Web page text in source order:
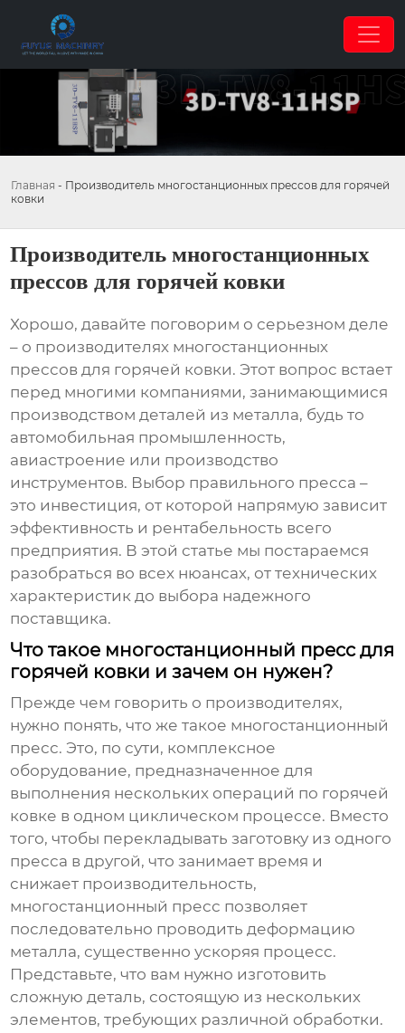
Главная - Производитель многостанционных прессов для горячей
ковки
Производитель многостанционных
прессов для горячей ковки
Хорошо, давайте поговорим о серьезном деле
– о производителях многостанционных
прессов для горячей ковки. Этот вопрос встает
перед многими компаниями, занимающимися
производством деталей из металла, будь то
автомобильная промышленность,
авиастроение или производство
инструментов. Выбор правильного пресса –
это инвестиция, от которой напрямую зависит
эффективность и рентабельность всего
предприятия. В этой статье мы постараемся
разобраться во всех нюансах, от технических
характеристик до выбора надежного
поставщика.
Что такое многостанционный пресс для
горячей ковки и зачем он нужен?
Прежде чем говорить о производителях,
нужно понять, что же такое многостанционный
пресс. Это, по сути, комплексное
оборудование, предназначенное для
выполнения нескольких операций по горячей
ковке в одном циклическом процессе. Вместо
того, чтобы перекладывать заготовку из одного
пресса в другой, что занимает время и
снижает производительность,
многостанционный пресс позволяет
последовательно проводить деформацию
металла, существенно ускоряя процесс.
Представьте, что вам нужно изготовить
сложную деталь, состоящую из нескольких
элементов, требующих различной обработки.